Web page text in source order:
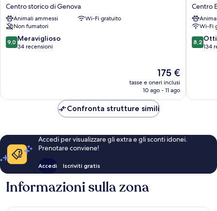
SEVEN
GENOVA
Centro
storico
di
Genova
Centro storico di Genova
Animali ammessi
Wi-Fi gratuito
Non fumatori
9.0
su
9,0 Meraviglioso
34 recensioni
Il
prezzo
attuale
175 €
175 €
tasse e oneri inclusi
10 ago - 11 ago
Fiume
Centro
Est
Centro
Wi-Fi
8.2
su
8,2
134
Confronta strutture simili
Accedi per visualizzare gli extra e gli sconti idonei.
Prenotare conviene!
Accedi Iscriviti gratis
Informazioni sulla zona